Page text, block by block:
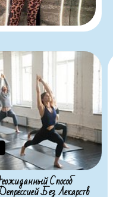
Способ
Без Лекарств